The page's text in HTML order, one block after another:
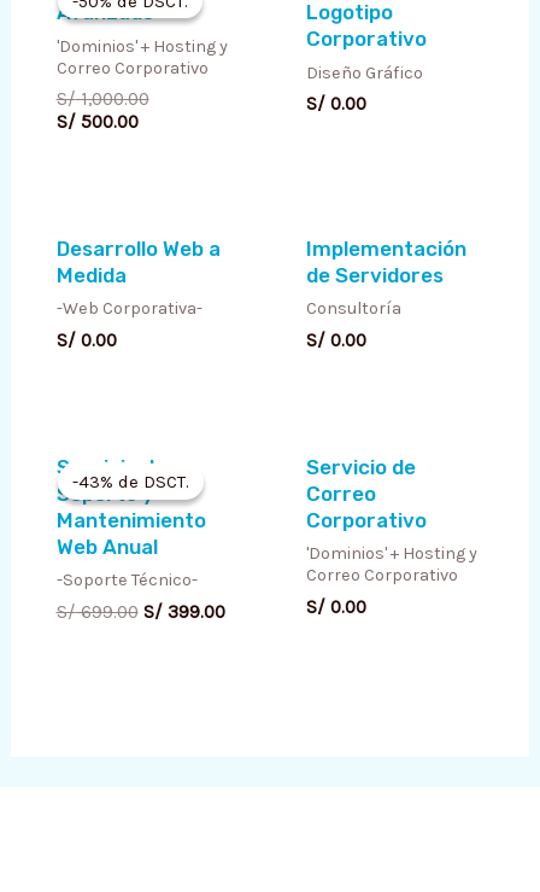
Avanzado
'Dominios' + Hosting y
Correo Corporativo
S/1,000.00
was:
S/500.00
is:
Logotipo
Corporativo
Diseño Gráfico
S/ 0.00
Desarrollo Web a
Medida
-Web Corporativa-
S/0.00
Implementación
de Servidores
Consultoría
S/ 0.00
-43% de DSCT.
-43% de DSCT.
Servicio de
Soporte y
Mantenimiento
Web Anual
-Soporte Técnico-
S/699.00
price
was:
S/ 699.00.
S/399.00
S/ 399.00.
Servicio de
Correo
Corporativo
'Dominios' + Hosting y
Correo Corporativo
S/ 0.00